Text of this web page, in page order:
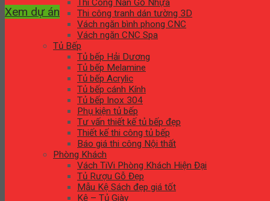
Thi Công Nan Gỗ Nhựa
Thi công tranh dán tường 3D
Vách ngăn bình phong CNC
Vách ngăn CNC Spa
Tủ Bếp
Tủ bếp Hải Dương
Tủ bếp Melamine
Tủ bếp Acrylic
Tủ bếp cánh Kính
Tủ bếp Inox 304
Phụ kiện tủ bếp
Tư vấn thiết kế tủ bếp đẹp
Thiết kế thi công tủ bếp
Báo giá thi công Nội thất
Phòng Khách
Vách TiVi Phòng Khách Hiện Đại
Tủ Rượu Gỗ Đẹp
Mẫu Kệ Sách đẹp giá tốt
Kệ – Tủ Giày
Xem dự án